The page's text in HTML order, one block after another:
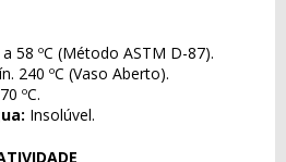
58 ºC (Método ASTM D-87).
240 ºC (Vaso Aberto).
ºC.
Insolúvel.